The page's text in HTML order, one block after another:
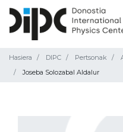
Hasiera DIPC Pertsonak
Joseba Solozabal Aldalur